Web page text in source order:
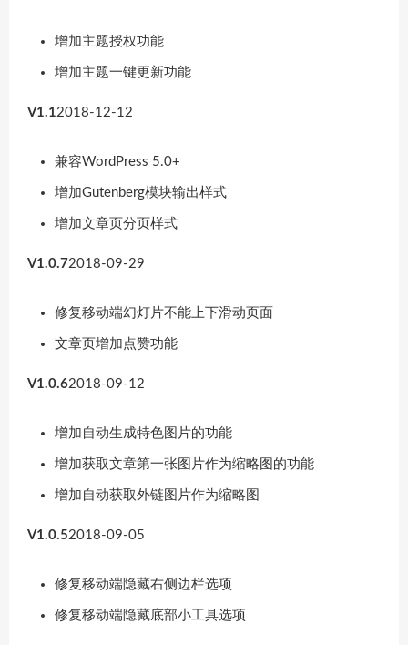
增加主题授权功能
增加主题一键更新功能
V1.12018-12-12
兼容WordPress 5.0+
增加Gutenberg模块输出样式
增加文章页分页样式
V1.0.72018-09-29
修复移动端幻灯片不能上下滑动页面
文章页增加点赞功能
V1.0.62018-09-12
增加自动生成特色图片的功能
增加获取文章第一张图片作为缩略图的功能
增加自动获取外链图片作为缩略图
V1.0.52018-09-05
修复移动端隐藏右侧边栏选项
修复移动端隐藏底部小工具选项